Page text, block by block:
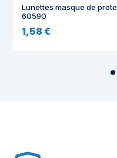
Lunettes masque de
60590
1,58 €